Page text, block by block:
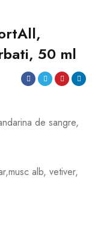
50 ml
de sangre,
alb, vetiver,